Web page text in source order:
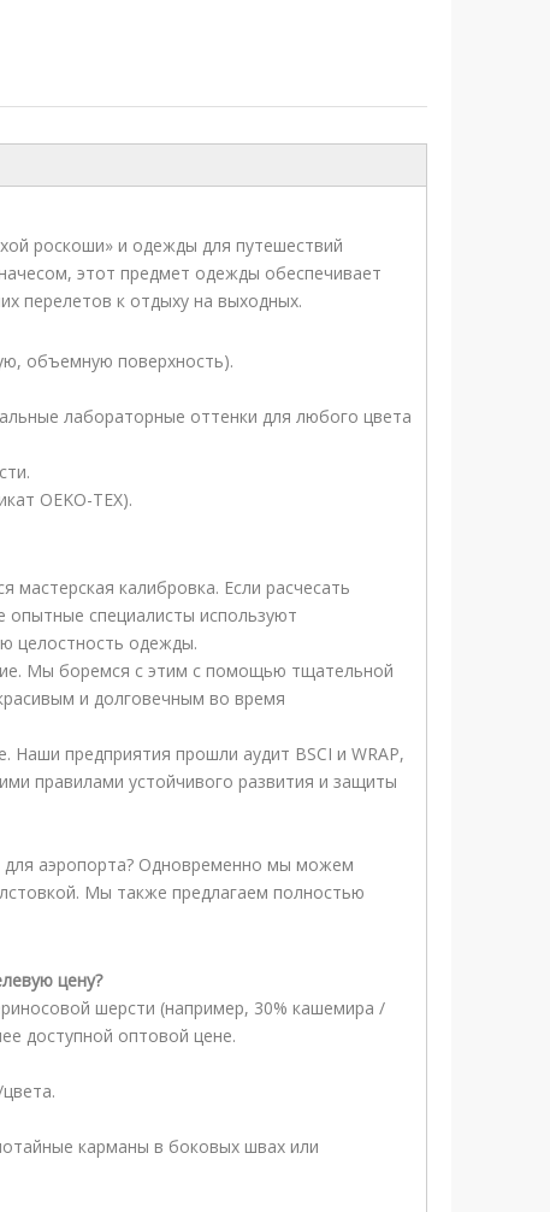
роскоши» и одежды для путешествий
этот предмет одежды обеспечивает
перелетов к отдыху на выходных.
объемную поверхность).
лабораторные оттенки для любого цвета
OEKO-TEX).
калибровка. Если расчесать
опытные специалисты используют
целостность одежды.
Мы боремся с этим с помощью тщательной
и долговечным во время
предприятия прошли аудит BSCI и WRAP,
правилами устойчивого развития и защиты
для аэропорта? Одновременно мы можем
Мы также предлагаем полностью
цену?
шерсти (например, 30% кашемира /
доступной оптовой цене.
карманы в боковых швах или